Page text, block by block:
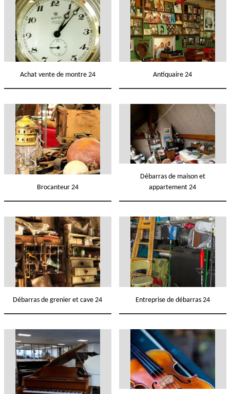
Achat vente de montre 24 Antiquaire 24
Brocanteur 24
Débarras de maison et
appartement 24
Débarras de grenier et cave 24 Entreprise de débarras 24